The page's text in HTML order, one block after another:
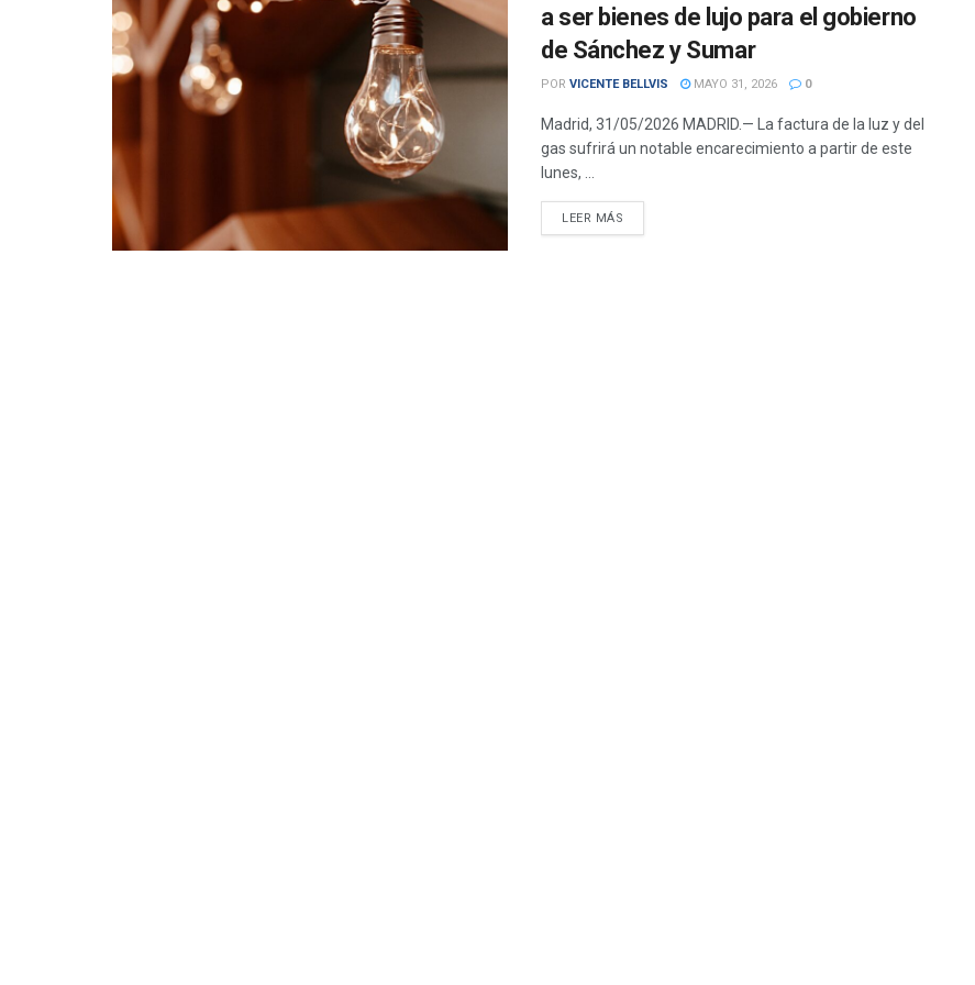
a ser bienes de lujo para el gobierno
de Sánchez y Sumar
POR VICENTE BELLVIS MAYO 31, 2026 0
Madrid, 31/05/2026 MADRID.— La factura de la luz y del
gas sufrirá un notable encarecimiento a partir de este
lunes, ...
LEER MÁS